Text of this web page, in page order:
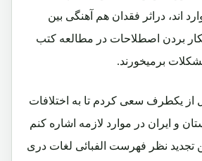
اند، دراثر فقدان هم آهنگی بین
بردن اصطلاحات در مطالعه کتب
برمیخورند.
از یکطرف سعی کردم تا به اختلافات
و ایران در موارد لازمه اشاره کنم
تجدید نظر فهرست الفبائی لغات دری